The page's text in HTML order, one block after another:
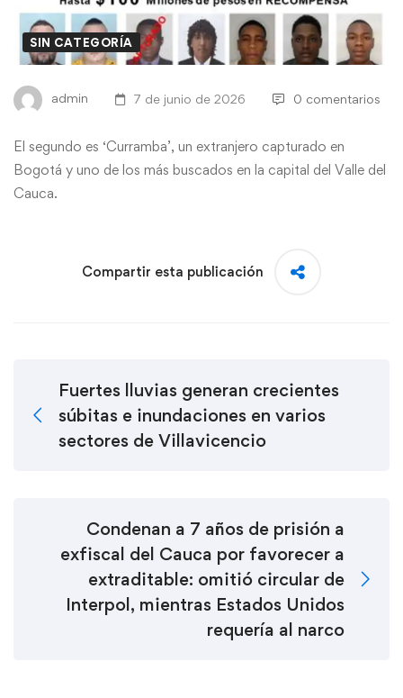
SIN CATEGORÍA
admin 7 de junio de 2026 0 comentarios
El segundo es ‘Curramba’, un extranjero capturado en
Bogotá y uno de los más buscados en la capital del Valle del
Cauca.
Compartir esta publicación
Fuertes lluvias generan crecientes
súbitas e inundaciones en varios
sectores de Villavicencio
Condenan a 7 años de prisión a
exfiscal del Cauca por favorecer a
extraditable: omitió circular de
Interpol, mientras Estados Unidos
requería al narco